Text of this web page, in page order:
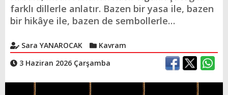
farklı dillerle anlatır. Bazen bir yasa ile, bazen
bir hikâye ile, bazen de sembollerle…
Sara YANAROCAK
Kavram
3 Haziran 2026 Çarşamba